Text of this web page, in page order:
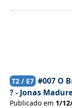
T2 / E7 #007 O
? - Jonas
Publicado em 1/